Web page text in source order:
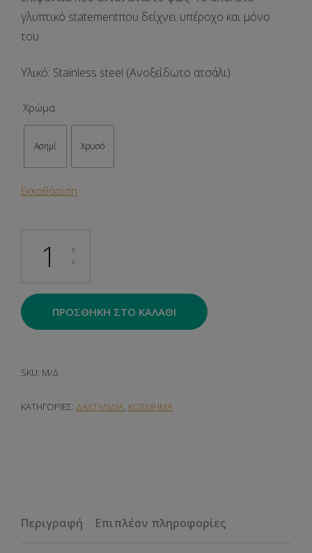
γλυπτικό statementπου δείχνει υπέροχο και μόνο
του.
Υλικό: Stainless steel (Ανοξείδωτο ατσάλι)
Χρώμα
Ασημί Χρυσό
Εκκαθάριση
ΠΡΟΣΘΉΚΗ ΣΤΟ ΚΑΛΆΘΙ
SKU: Μ/Δ
ΚΑΤΗΓΟΡΊΕΣ: ΔΑΧΤΥΛΙΔΙΑ, ΚΟΣΜΗΜΑ
Περιγραφή Επιπλέον πληροφορίες